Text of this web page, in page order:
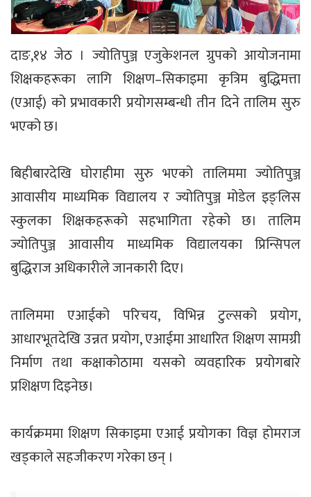
दाङ,१४ जेठ । ज्योतिपुञ्ज एजुकेशनल ग्रुपको आयोजनामा
शिक्षकहरूका लागि शिक्षण–सिकाइमा कृत्रिम बुद्धिमत्ता
(एआई) को प्रभावकारी प्रयोगसम्बन्धी तीन दिने तालिम सुरु
भएको छ।
बिहीबारदेखि घोराहीमा सुरु भएको तालिममा ज्योतिपुञ्ज
आवासीय माध्यमिक विद्यालय र ज्योतिपुञ्ज मोडेल इङ्लिस
स्कुलका शिक्षकहरूको सहभागिता रहेको छ। तालिम
ज्योतिपुञ्ज आवासीय माध्यमिक विद्यालयका प्रिन्सिपल
बुद्धिराज अधिकारीले जानकारी दिए।
तालिममा एआईको परिचय, विभिन्न टुल्सको प्रयोग,
आधारभूतदेखि उन्नत प्रयोग, एआईमा आधारित शिक्षण सामग्री
निर्माण तथा कक्षाकोठामा यसको व्यवहारिक प्रयोगबारे
प्रशिक्षण दिइनेछ।
कार्यक्रममा शिक्षण सिकाइमा एआई प्रयोगका विज्ञ होमराज
खड्काले सहजीकरण गरेका छन् ।